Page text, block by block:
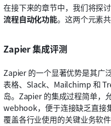
在接下来的章节中，我们将探
流程自动化功能。这两个元素
Zapier 集成评测
Zapier 的一个显著优势是其广
表格、Slack、Mailchimp 和
岛。Zapier 的集成过程简单，
webhook，便于连接缺乏直接
覆盖各行业使用的关键业务软件